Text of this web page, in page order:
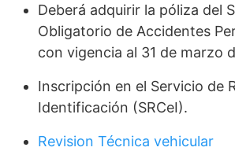
Deberá adquirir la póliza del
Obligatorio de Accidentes
con vigencia al 31 de marzo
Inscripción en el Servicio de
Identificación (SRCeI).
Revision Técnica vehicular